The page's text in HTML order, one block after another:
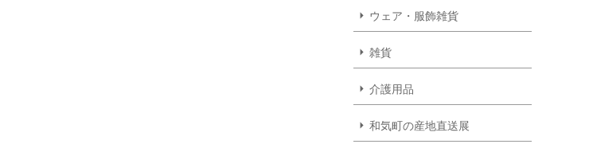
ウェア・服飾雑貨
雑貨
介護用品
和気町の産地直送展